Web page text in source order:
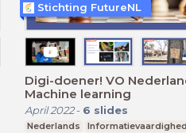
Digi-doener! VO
Machine learning
April 2022- 6 slides
Nederlands
Stichting FutureNL